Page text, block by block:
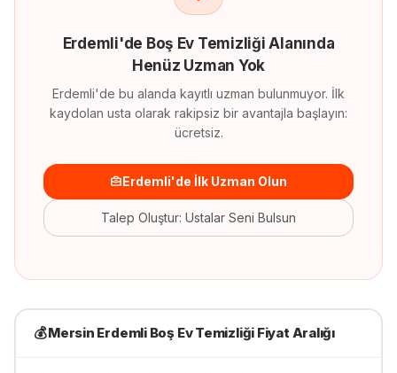
Erdemli'de Boş Ev Temizliği Alanında
Henüz Uzman Yok
Erdemli'de bu alanda kayıtlı uzman bulunmuyor. İlk
kaydolan usta olarak rakipsiz bir avantajla başlayın:
ücretsiz.
Erdemli'de İlk Uzman Olun
Talep Oluştur: Ustalar Seni Bulsun
💰Mersin Erdemli Boş Ev Temizliği Fiyat Aralığı